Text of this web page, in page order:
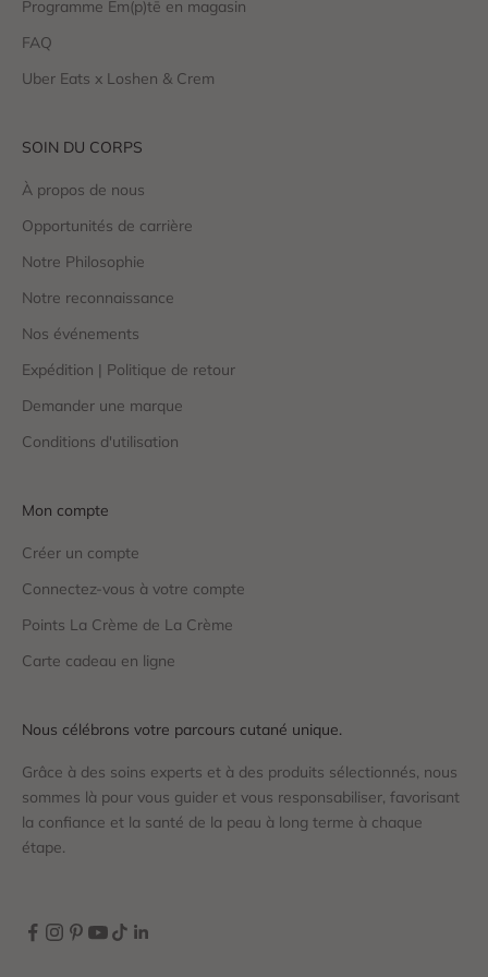
Programme Em(p)tē en magasin
FAQ
Uber Eats x Loshen & Crem
SOIN DU CORPS
À propos de nous
Opportunités de carrière
Notre Philosophie
Notre reconnaissance
Nos événements
Expédition | Politique de retour
Demander une marque
Conditions d'utilisation
Mon compte
Créer un compte
Connectez-vous à votre compte
Points La Crème de La Crème
Carte cadeau en ligne
Nous célébrons votre parcours cutané unique.
Grâce à des soins experts et à des produits sélectionnés, nous
sommes là pour vous guider et vous responsabiliser, favorisant
la confiance et la santé de la peau à long terme à chaque
étape.